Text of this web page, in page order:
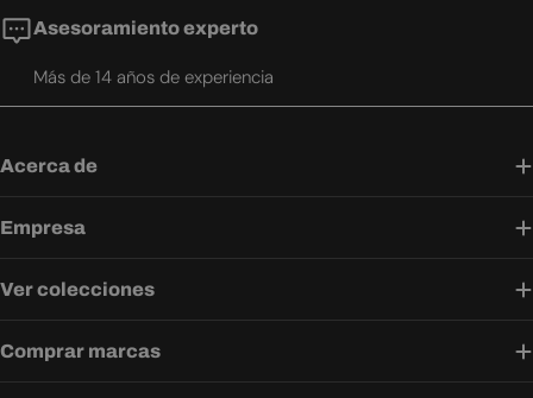
Asesoramiento experto
Más de 14 años de experiencia
Acerca de
Empresa
Ver colecciones
Comprar marcas